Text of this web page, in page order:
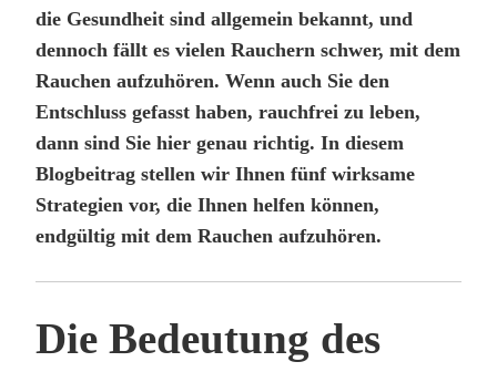
die Gesundheit sind allgemein bekannt, und
dennoch fällt es vielen Rauchern schwer, mit dem
Rauchen aufzuhören. Wenn auch Sie den
Entschluss gefasst haben, rauchfrei zu leben,
dann sind Sie hier genau richtig. In diesem
Blogbeitrag stellen wir Ihnen fünf wirksame
Strategien vor, die Ihnen helfen können,
endgültig mit dem Rauchen aufzuhören.
Die Bedeutung des